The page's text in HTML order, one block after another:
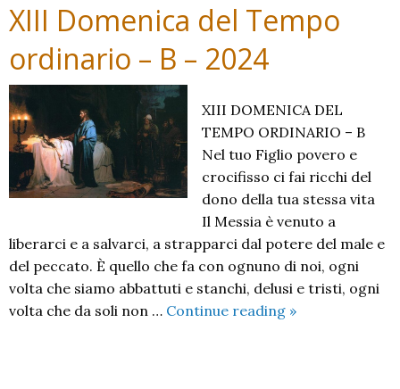
2024
XIII Domenica del Tempo
ordinario – B – 2024
XIII DOMENICA DEL
TEMPO ORDINARIO – B
Nel tuo Figlio povero e
crocifisso ci fai ricchi del
dono della tua stessa vita
Il Messia è venuto a
liberarci e a salvarci, a strapparci dal potere del male e
del peccato. È quello che fa con ognuno di noi, ogni
volta che siamo abbattuti e stanchi, delusi e tristi, ogni
volta che da soli non … Continue reading XIII
»